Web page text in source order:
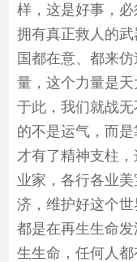
样，这是好事，
拥有真正救人的
国都在意、都来
量，这个力量是
于此，我们就战
的不是运气，而
才有了精神支柱
业家，各行各业
济，维护好这个
都是在再生生命
生生命，任何人